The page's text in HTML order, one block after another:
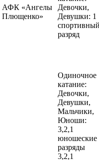
АФК «Ангелы
Плющенко»
Девочки,
Девушки: 1
разряд
Одиночное
катание:
Девочки,
Девушки,
Мальчики,
Юноши:
3,2,1
юношеские
разряды
3,2,1